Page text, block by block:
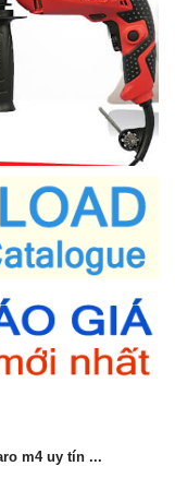
m4 uy tín ...